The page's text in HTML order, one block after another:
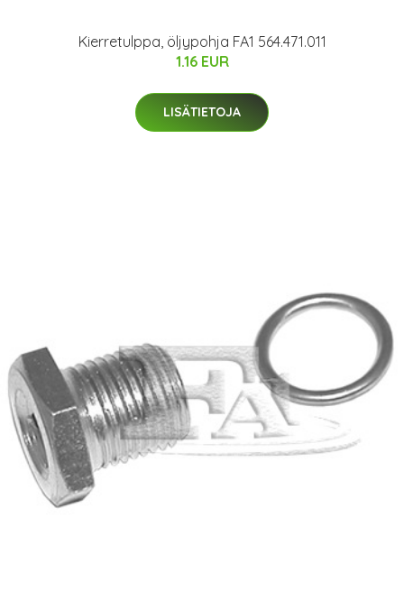
Kierretulppa, öljypohja FA1 564.471.011
1.16 EUR
LISÄTIETOJA